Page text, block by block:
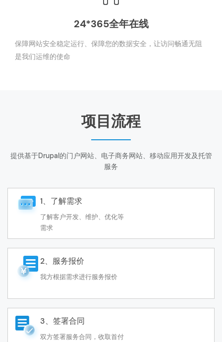
24*365全年在线
保障网站安全稳定运行、保障您的数据安全，让访问畅通无阻
是我们运维的使命
项目流程
提供基于Drupal的门户网站、电子商务网站、移动应用开发及托管
服务
1、了解需求
了解客户开发、维护、优化等
需求
2、服务报价
我方根据需求进行服务报价
3、签署合同
双方签署服务合同，收取首付